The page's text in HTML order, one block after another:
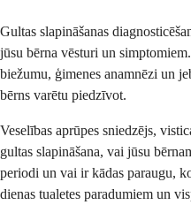
Gultas slapināšanas
jūsu bērna vēsturi un
biežumu, ģimenes anamnēzi un
bērns varētu piedzīvot.
Veselības aprūpes sniedzējs,
gultas slapināšana, vai jūsu
periodi un vai ir kādas paraugu,
dienas tualetes paradumiem un